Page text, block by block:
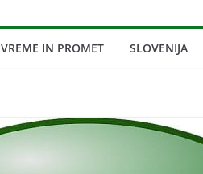
VREME IN PROMET SLOVENIJA